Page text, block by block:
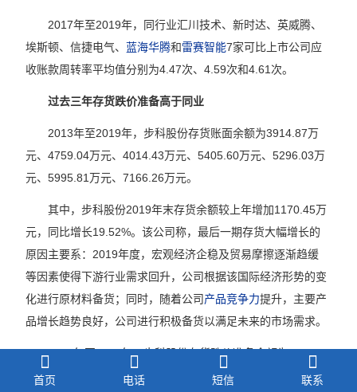
2017年至2019年，同行业汇川技术、新时达、英威腾、
埃斯顿、信捷电气、 蓝海华腾和雷赛智能7家可比上市公司应
收账款周转率平均值分别为4.47次、4.59次和4.61次。
过去三年存货跌价准备高于同业
2013年至2019年，步科股份存货账面余额为3914.87万
元、4759.04万元、4014.43万元、5405.60万元、5296.03万
元、5995.81万元、7166.26万元。
其中，步科股份2019年末存货余额较上年增加1170.45万
元，同比增长19.52%。该公司称，最后一期存货大幅增长的
原因主要系：2019年度，宏观经济企稳及贸易摩擦逐渐趋缓
等因素使得下游行业需求回升，公司根据该国际经济形势的变
化进行原材料备货；同时，随着公司产品竞争力提升，主要产
品增长趋势良好，公司进行积极备货以满足未来的市场需求。
2013年至2019年，步科股份存货跌价准备余额为365.68
万元、351.34万元、340.74万元、387.86万元、463.89万
首页 电话 短信 联系